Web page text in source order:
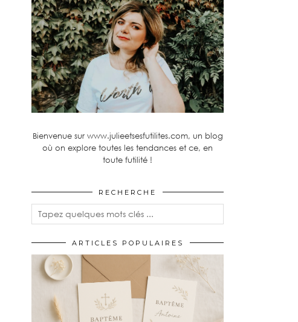
Bienvenue sur www.julieetsesfutilites.com, un blog
où on explore toutes les tendances et ce, en
toute futilité !
RECHERCHE
ARTICLES POPULAIRES